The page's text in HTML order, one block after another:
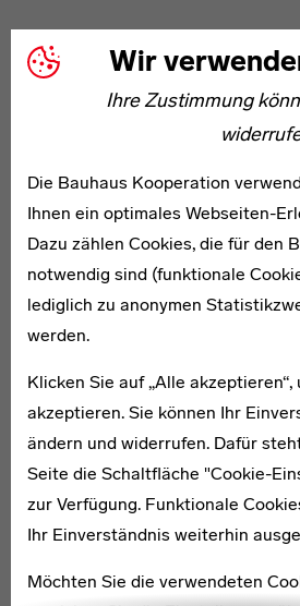
Wir
Ihre Zustimmung
Die Bauhaus Kooperation
Ihnen ein optimales Webseiten-
Dazu zählen Cookies, die für den
notwendig sind (funktionale
lediglich zu anonymen
werden.
Klicken Sie auf „Alle akzeptieren“,
akzeptieren. Sie können Ihr
ändern und widerrufen. Dafür
Seite die Schaltfläche "Cookie-
zur Verfügung. Funktionale
Ihr Einverständnis weiterhin
Möchten Sie die verwendeten
The O Horizon